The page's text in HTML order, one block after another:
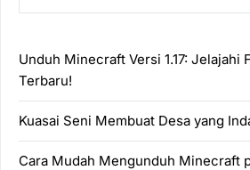
Unduh Minecraft Versi 1.17: Jelajahi
Terbaru!
Kuasai Seni Membuat Desa yang
Cara Mudah Mengunduh Minecraft